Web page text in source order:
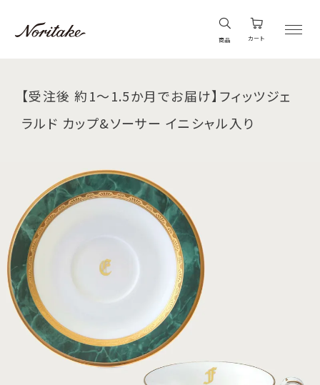
商品 カート
【受注後 約1～1.5か月でお届け】フィッツジェ
ラルド カップ&ソーサー イニシャル入り